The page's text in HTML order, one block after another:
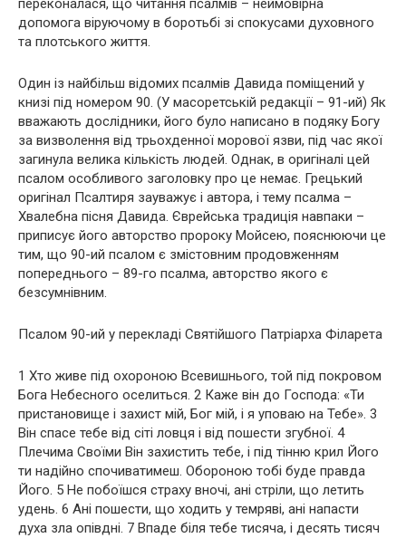
переконалася, що читання псалмів – неймовірна
допомога віруючому в боротьбі зі спокусами духовного
та плотського життя.
Один із найбільш відомих псалмів Давида поміщений у
книзі під номером 90. (У масоретській редакції – 91-ий) Як
вважають дослідники, його було написано в подяку Богу
за визволення від трьохденної морової язви, під час якої
загинула велика кількість людей. Однак, в оригіналі цей
псалом особливого заголовку про це немає. Грецький
оригінал Псалтиря зауважує і автора, і тему псалма –
Хвалебна пісня Давида. Єврейська традиція навпаки –
приписує його авторство пророку Мойсею, пояснюючи це
тим, що 90-ий псалом є змістовним продовженням
попереднього – 89-го псалма, авторство якого є
безсумнівним.
Псалом 90-ий у перекладі Святійшого Патріарха Філарета
1 Хто живе під охороною Всевишнього, той під покровом
Бога Небесного оселиться. 2 Каже він до Господа: «Ти
пристановище і захист мій, Бог мій, і я уповаю на Тебе». 3
Він спасе тебе від сіті ловця і від пошести згубної. 4
Плечима Своїми Він захистить тебе, і під тінню крил Його
ти надійно спочиватимеш. Обороною тобі буде правда
Його. 5 Не побоїшся страху вночі, ані стріли, що летить
удень. 6 Ані пошести, що ходить у темряві, ані напасти
духа зла опівдні. 7 Впаде біля тебе тисяча, і десять тисяч